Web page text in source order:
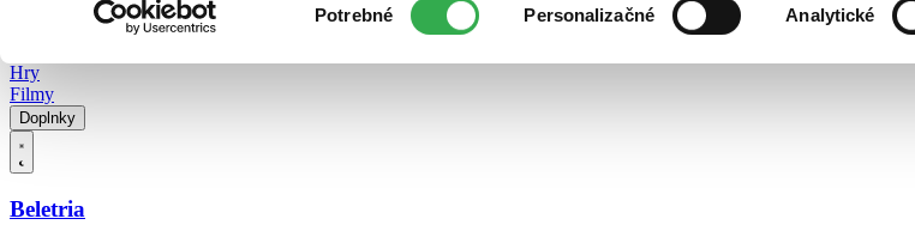
súhlasu
Potrebné Personalizačné Analytické
Hry
Filmy
Doplnky
Beletria